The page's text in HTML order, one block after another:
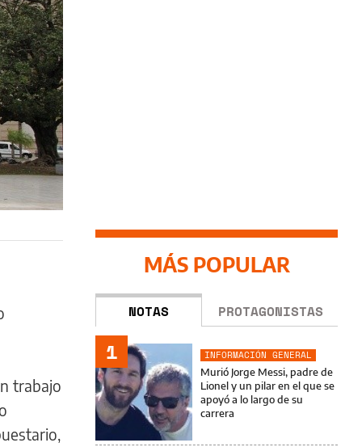
trabajo
MÁS POPULAR
NOTAS PROTAGONISTAS
1
INFORMACIÓN GENERAL
Murió Jorge Messi, padre de
Lionel y un pilar en el que se
apoyó a lo largo de su
carrera